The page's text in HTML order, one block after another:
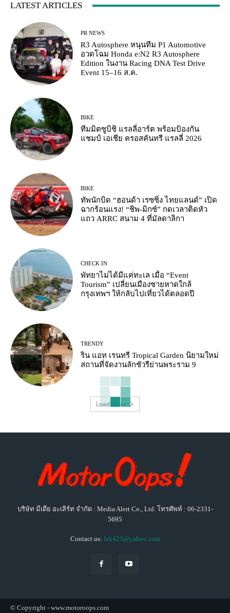
LATEST ARTICLES
PR NEWS
R3 Autosphere หนุนทีม P1 Automotive
อวดโฉม Honda e:N2 R3 Autosphere
Edition ในงาน Racing DNA Test Drive
Event 15–16 ส.ค.
BIKE
ทีมมิตซูบิชิ แรลลี่อาร์ต พร้อมป้องกัน
แชมป์ เอเชีย ครอสคันทรี แรลลี่ 2026
BIKE
ทัพนักบิด “ฮอนด้า เรซซิ่ง ไทยแลนด์” เปิด
ฉากร้อนแรง! “ชิพ-มิกซ์” กดเวลาติดหัว
แถว ARRC สนาม 4 ที่มัลดาลิกา
CHECK IN
พัทยาไม่ได้มีแค่ทะเล เมื่อ “Event
Tourism” เปลี่ยนเมืองชายหาดใกล้
กรุงเทพฯ ให้กลับไปเที่ยวได้ตลอดปี
TRENDY
ริน แอท เรนทรี Tropical Garden นิยามใหม่
สถานที่จัดงานลักชัวรีย่านพระราม 9
Load more
บริษัท มีเดีย อะเลิร์ท จำกัด : Media Alert Co., Ltd. โทรศัพท์ : 06-2331-
5695
Contact us: lek423@yahoo.com
© Copyright - www.motoroops.com